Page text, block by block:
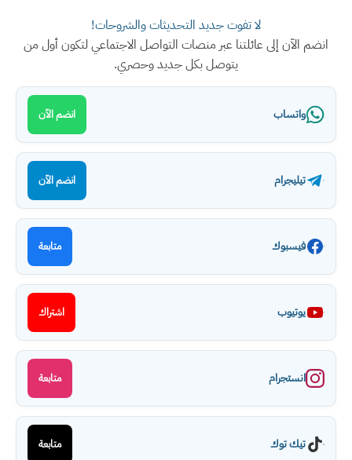
لا تفوت جديد التحديثات والشروحات!
انضم الآن إلى عائلتنا عبر منصات التواصل الاجتماعي لتكون أول من
يتوصل بكل جديد وحصري.
واتساب انضم الآن
تيليجرام انضم الآن
فيسبوك متابعة
يوتيوب اشتراك
انستجرام متابعة
تيك توك متابعة